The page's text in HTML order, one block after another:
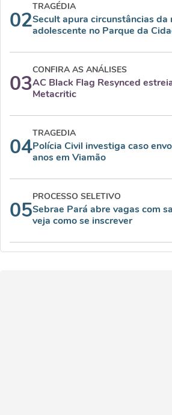
02
TRAGÉDIA
Secult apura circunstâncias da
adolescente no Parque da
03
CONFIRA AS ANÁLISES
AC Black Flag Resynced
Metacritic
04
TRAGEDIA
Polícia Civil investiga caso
anos em Viamão
05
PROCESSO SELETIVO
Sebrae Pará abre vagas com
veja como se inscrever